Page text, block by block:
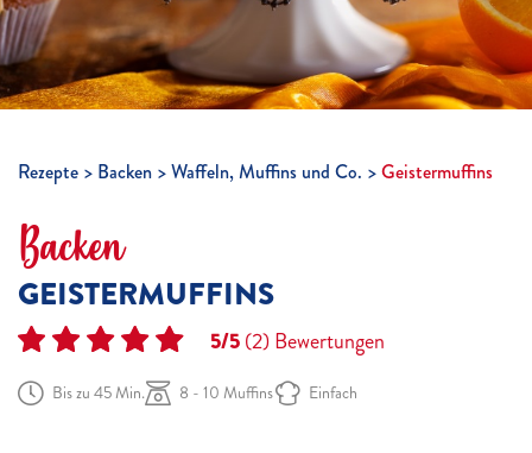
Rezepte Backen Waffeln, Muffins und Co. Geistermuffins
Backen
GEISTERMUFFINS
5/5(2)Bewertungen
Bis zu 45 Min. 8 - 10 Muffins Einfach